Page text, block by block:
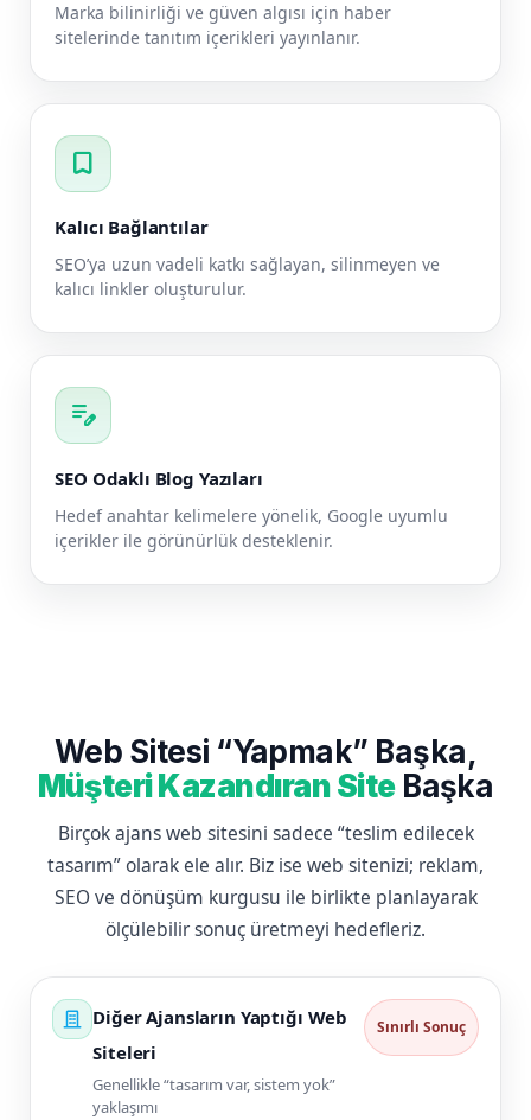
Marka bilinirliği ve güven algısı için haber
sitelerinde tanıtım içerikleri yayınlanır.
bookmark
Kalıcı Bağlantılar
SEO’ya uzun vadeli katkı sağlayan, silinmeyen ve
kalıcı linkler oluşturulur.
edit_note
SEO Odaklı Blog Yazıları
Hedef anahtar kelimelere yönelik, Google uyumlu
içerikler ile görünürlük desteklenir.
Web Sitesi “Yapmak” Başka,
Müşteri Kazandıran SiteBaşka
Birçok ajans web sitesini sadece “teslim edilecek
tasarım” olarak ele alır. Biz ise web sitenizi; reklam,
SEO ve dönüşüm kurgusu ile birlikte planlayarak
ölçülebilir sonuç üretmeyi hedefleriz.
Diğer Ajansların Yaptığı Web
Siteleri
Genellikle “tasarım var, sistem yok”
yaklaşımı
Sınırlı Sonuç